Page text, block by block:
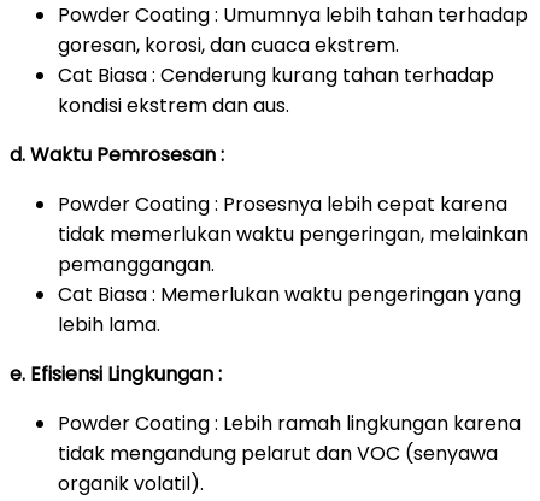
Powder Coating : Umumnya lebih tahan terhadap
goresan, korosi, dan cuaca ekstrem.
Cat Biasa : Cenderung kurang tahan terhadap
kondisi ekstrem dan aus.
d. Waktu Pemrosesan :
Powder Coating : Prosesnya lebih cepat karena
tidak memerlukan waktu pengeringan, melainkan
pemanggangan.
Cat Biasa : Memerlukan waktu pengeringan yang
lebih lama.
e. Efisiensi Lingkungan :
Powder Coating : Lebih ramah lingkungan karena
tidak mengandung pelarut dan VOC (senyawa
organik volatil).